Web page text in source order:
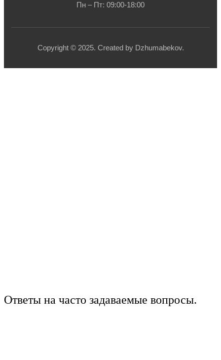
Пн – Пт: 09:00-18:00
Copyright © 2025. Created by Dzhumabekov.
Ответы на часто задаваемые вопросы.